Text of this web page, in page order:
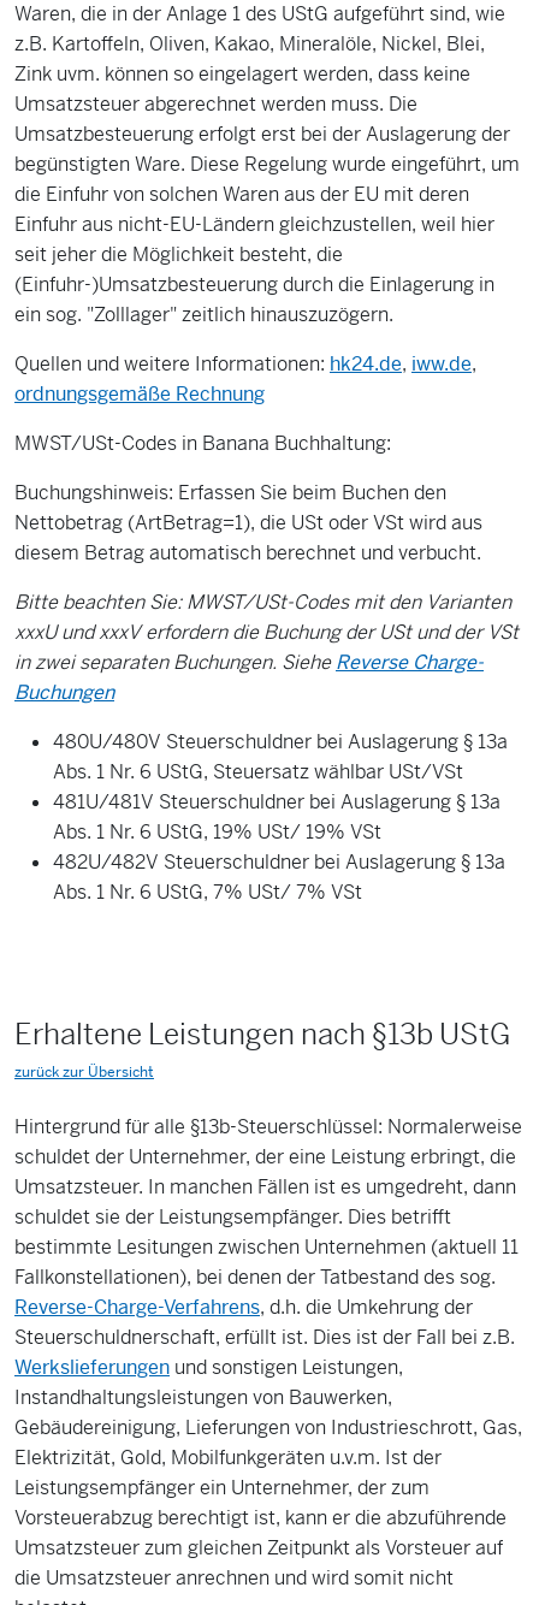
Waren, die in der Anlage 1 des UStG aufgeführt sind, wie
z.B. Kartoffeln, Oliven, Kakao, Mineralöle, Nickel, Blei,
Zink uvm. können so eingelagert werden, dass keine
Umsatzsteuer abgerechnet werden muss. Die
Umsatzbesteuerung erfolgt erst bei der Auslagerung der
begünstigten Ware. Diese Regelung wurde eingeführt, um
die Einfuhr von solchen Waren aus der EU mit deren
Einfuhr aus nicht-EU-Ländern gleichzustellen, weil hier
seit jeher die Möglichkeit besteht, die
(Einfuhr-)Umsatzbesteuerung durch die Einlagerung in
ein sog. "Zolllager" zeitlich hinauszuzögern.
Quellen und weitere Informationen: hk24.de, iww.de,
ordnungsgemäße Rechnung
MWST/USt-Codes in Banana Buchhaltung:
Buchungshinweis: Erfassen Sie beim Buchen den
Nettobetrag (ArtBetrag=1), die USt oder VSt wird aus
diesem Betrag automatisch berechnet und verbucht.
Bitte beachten Sie: MWST/USt-Codes mit den Varianten
xxxU und xxxV erfordern die Buchung der USt und der VSt
in zwei separaten Buchungen. SieheReverse Charge-
Buchungen
480U/480V Steuerschuldner bei Auslagerung § 13a
Abs. 1 Nr. 6 UStG, Steuersatz wählbar USt/VSt
481U/481V Steuerschuldner bei Auslagerung § 13a
Abs. 1 Nr. 6 UStG, 19% USt/ 19% VSt
482U/482V Steuerschuldner bei Auslagerung § 13a
Abs. 1 Nr. 6 UStG, 7% USt/ 7% VSt
Erhaltene Leistungen nach §13b UStG
zurück zur Übersicht
Hintergrund für alle §13b-Steuerschlüssel: Normalerweise
schuldet der Unternehmer, der eine Leistung erbringt, die
Umsatzsteuer. In manchen Fällen ist es umgedreht, dann
schuldet sie der Leistungsempfänger. Dies betrifft
bestimmte Lesitungen zwischen Unternehmen (aktuell 11
Fallkonstellationen), bei denen der Tatbestand des sog.
Reverse-Charge-Verfahrens, d.h. die Umkehrung der
Steuerschuldnerschaft, erfüllt ist. Dies ist der Fall bei z.B.
Werkslieferungen und sonstigen Leistungen,
Instandhaltungsleistungen von Bauwerken,
Gebäudereinigung, Lieferungen von Industrieschrott, Gas,
Elektrizität, Gold, Mobilfunkgeräten u.v.m. Ist der
Leistungsempfänger ein Unternehmer, der zum
Vorsteuerabzug berechtigt ist, kann er die abzuführende
Umsatzsteuer zum gleichen Zeitpunkt als Vorsteuer auf
die Umsatzsteuer anrechnen und wird somit nicht